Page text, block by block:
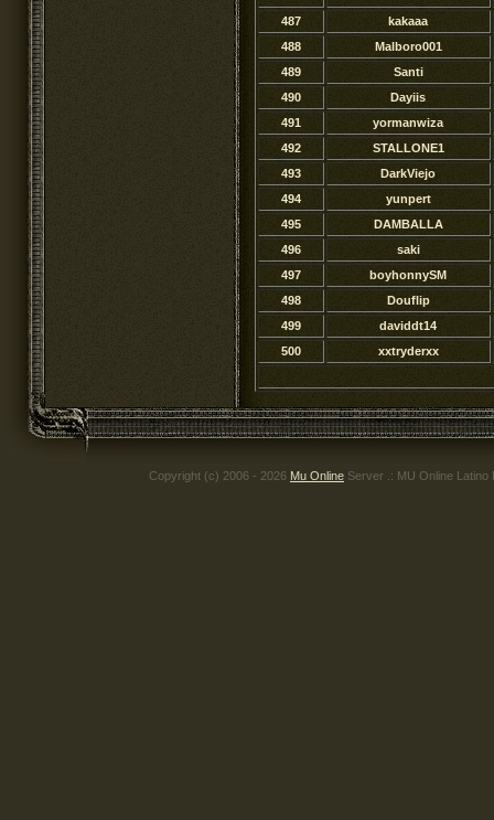
487
kakaaa
488
Malboro001
489
Santi
490
Dayiis
491
yormanwiza
492
STALLONE1
493
DarkViejo
494
yunpert
495
DAMBALLA
496
saki
497
boyhonnySM
498
Douflip
499
daviddt14
500
xxtryderxx
Copyright (c) 2006 - 2026 Mu Online Server .: MU Online